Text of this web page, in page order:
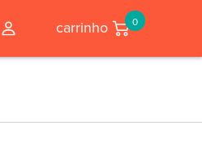
carrinho 0